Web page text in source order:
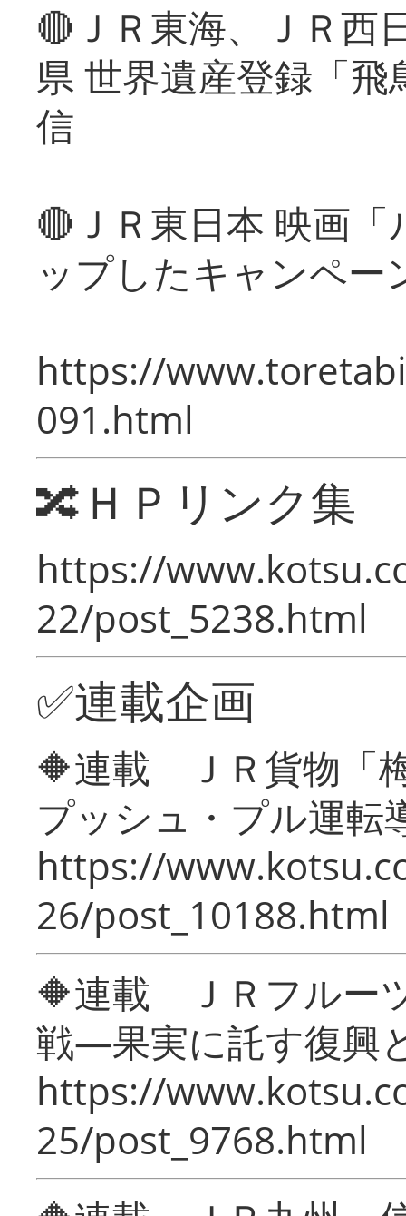
🔴ＪＲ東海、ＪＲ西
県 世界遺産登録「
信
🔴ＪＲ東日本 映画
ップしたキャンペー
https://
091.html
🔀ＨＰリンク集
https://
22/post_5238.html
✅連載企画
🔶連載 ＪＲ貨物「
プッシュ・プル運転
https://
26/post_10188.html
🔶連載 ＪＲフルー
戦―果実に託す復興
https://
25/post_9768.html